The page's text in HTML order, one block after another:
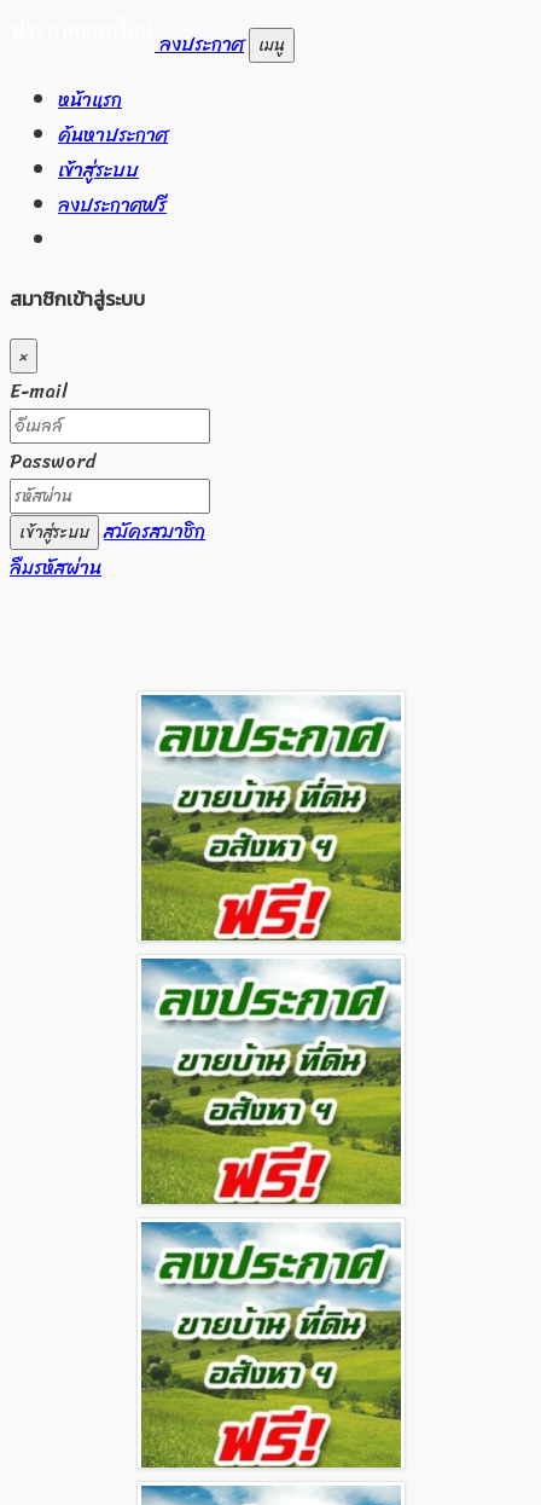
ลงประกาศ เมนู
หน้าแรก
ค้นหาประกาศ
เข้าสู่ระบบ
ลงประกาศฟรี
สมาชิกเข้าสู่ระบบ
×
E-mail
Password
เข้าสู่ระบบ สมัครสมาชิก
ลืมรหัสผ่าน